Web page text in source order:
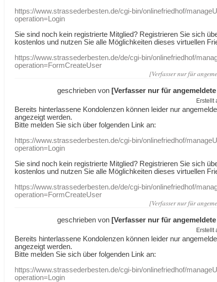
https://www.strassederbesten.de/cgi-bin/onlinefriedhof/
operation=Login
Sie sind noch kein registrierte Mitglied? Registrieren Sie sich
kostenlos und nutzen Sie alle Möglichkeiten dieses virtuellen
https://www.strassederbesten.de/de/cgi-bin/onlinefriedhof/
operation=FormCreateUser
[Verfasser nur für
geschrieben von [Verfasser nur für
Erstellt
Bereits hinterlassene Kondolenzen können leider nur
angezeigt werden.
Bitte melden Sie sich über folgenden Link an:
https://www.strassederbesten.de/cgi-bin/onlinefriedhof/
operation=Login
Sie sind noch kein registrierte Mitglied? Registrieren Sie sich
kostenlos und nutzen Sie alle Möglichkeiten dieses virtuellen
https://www.strassederbesten.de/de/cgi-bin/onlinefriedhof/
operation=FormCreateUser
[Verfasser nur für
geschrieben von [Verfasser nur für
Erstellt
Bereits hinterlassene Kondolenzen können leider nur
angezeigt werden.
Bitte melden Sie sich über folgenden Link an:
https://www.strassederbesten.de/cgi-bin/onlinefriedhof/
operation=Login